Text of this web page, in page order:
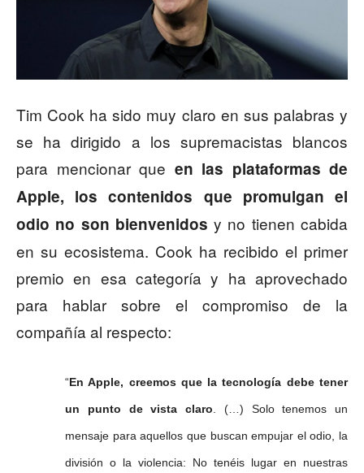
Tim Cook ha sido muy claro en sus palabras y
se ha dirigido a los supremacistas blancos
para mencionar que en las plataformas de
Apple, los contenidos que promulgan el
odio no son bienvenidos y no tienen cabida
en su ecosistema. Cook ha recibido el primer
premio en esa categoría y ha aprovechado
para hablar sobre el compromiso de la
compañía al respecto:
“En Apple, creemos que la tecnología debe tener
un punto de vista claro (…) Solo tenemos un
mensaje para aquellos que buscan empujar el odio, la
división o la violencia: No tenéis lugar en nuestras